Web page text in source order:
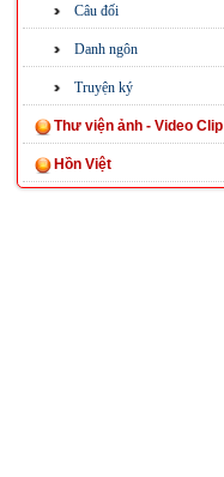
Câu đối
Danh ngôn
Truyện ký
Thư viện ảnh - Video Clip
Hồn Việt